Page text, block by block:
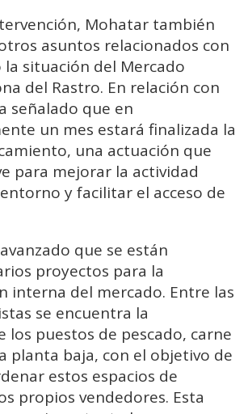
Mohatar también
asuntos relacionados con
la situación del Mercado
del Rastro. En relación con
señalado que en
un mes estará finalizada la
una actuación que
para mejorar la actividad
y facilitar el acceso de
que se están
proyectos para la
interna del mercado. Entre las
se encuentra la
los puestos de pescado, carne
planta baja, con el objetivo de
estos espacios de
propios vendedores. Esta